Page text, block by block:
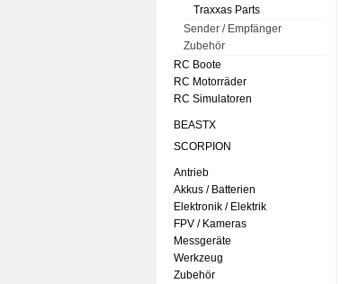
Traxxas Parts
Sender / Empfänger
Zubehör
RC Boote
RC Motorräder
RC Simulatoren
BEASTX
SCORPION
Antrieb
Akkus / Batterien
Elektronik / Elektrik
FPV / Kameras
Messgeräte
Werkzeug
Zubehör